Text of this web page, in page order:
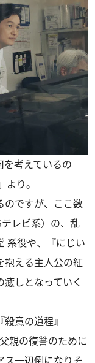
考えているの
り。
ですが、ここ数
レビ系）の、乱
系役や、『にじい
抱える主人公の紅
しとなっていく
意の道程』
親の復讐のために